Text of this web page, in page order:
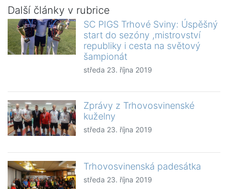
Další články v rubrice
SC PIGS Trhové Sviny: Úspěšný
start do sezóny ,mistrovství
republiky i cesta na světový
šampionát
středa 23. října 2019
Zprávy z Trhovosvinenské
kuželny
středa 23. října 2019
Trhovosvinenská padesátka
středa 23. října 2019